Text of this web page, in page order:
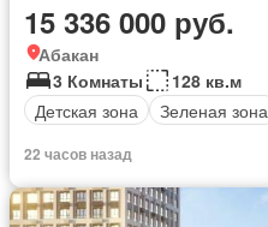
15 336 000 руб.
Абакан
3 Комнаты
128 кв.м
Детская зона
Зеленая зона
22 часов назад